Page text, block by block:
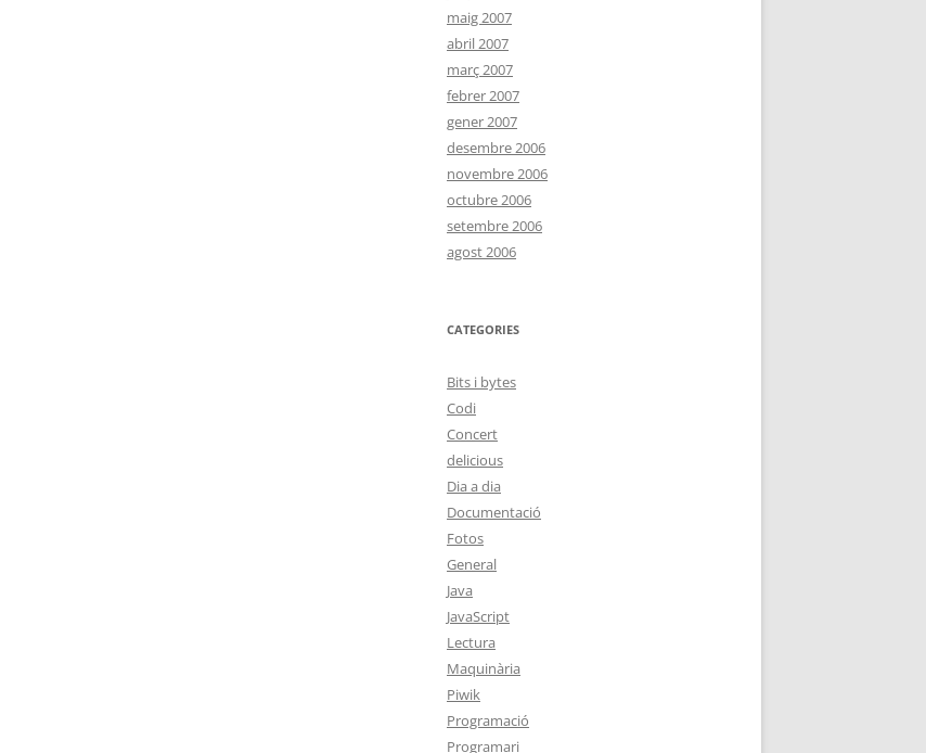
maig 2007
abril 2007
març 2007
febrer 2007
gener 2007
desembre 2006
novembre 2006
octubre 2006
setembre 2006
agost 2006
CATEGORIES
Bits i bytes
Codi
Concert
delicious
Dia a dia
Documentació
Fotos
General
Java
JavaScript
Lectura
Maquinària
Piwik
Programació
Programari